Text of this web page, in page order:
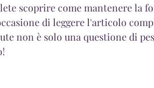
scoprire come mantenere la
di leggere l'articolo
non è solo una questione di